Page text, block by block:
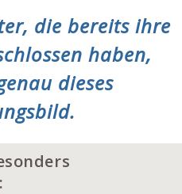
die bereits ihre
haben,
dieses